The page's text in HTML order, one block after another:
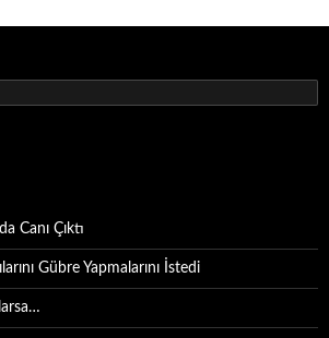
Canı Çıktı
Gübre Yapmalarını İstedi